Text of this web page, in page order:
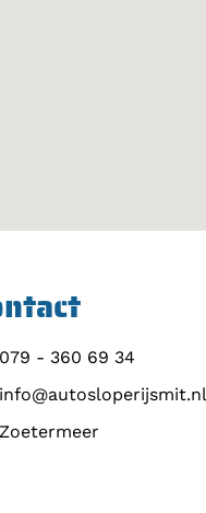
079 - 360 69 34
info@autosloperijsmit.nl
Zoetermeer